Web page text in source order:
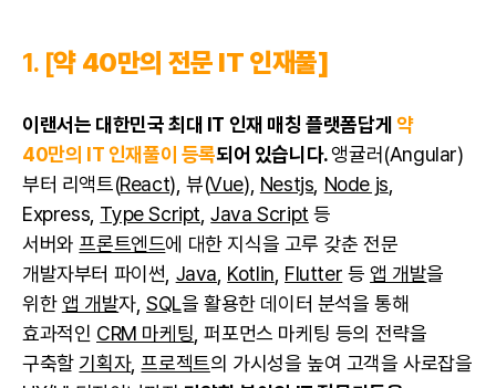
1. [약 40만의 전문 IT 인재풀]
이랜서는 대한민국 최대 IT 인재 매칭 플랫폼답게약
40만의 IT 인재풀이 등록되어 있습니다.앵귤러(Angular)
부터 리액트(React), 뷰(Vue), Nestjs Node js
Express, Type Script Java Script 등
서버와 프론트엔드에 대한 지식을 고루 갖춘 전문
개발자부터 파이썬, Java Kotlin Flutter 등 앱 개발을
위한 앱 개발자, SQL을 활용한 데이터 분석을 통해
효과적인 CRM 마케팅 , 퍼포먼스 마케팅 등의 전략을
구축할 기획자, 프로젝트의 가시성을 높여 고객을 사로잡을